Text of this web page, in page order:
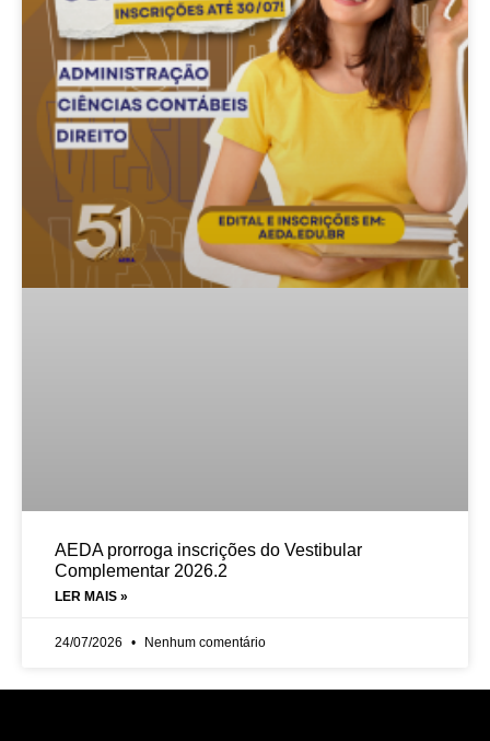
AEDA prorroga inscrições do Vestibular
Complementar 2026.2
LER MAIS »
24/07/2026 Nenhum comentário